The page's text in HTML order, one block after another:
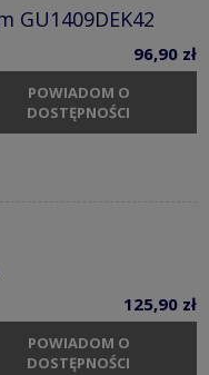
GU1409DEK42
96,90 zł
POWIADOM O
DOSTĘPNOŚCI
125,90 zł
POWIADOM O
DOSTĘPNOŚCI